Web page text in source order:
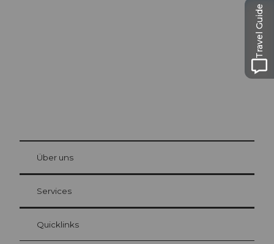
Gästekarte Luzern
Ihre Vorteile als Übernachtungsgast
at Bre
Über uns
Services
Quicklinks
Travel Guide